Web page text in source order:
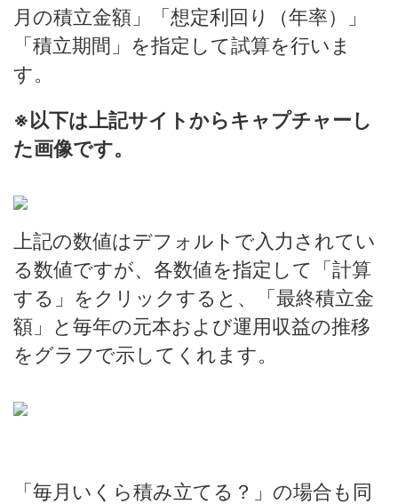
月の積立金額」「想定利回り（年率）」
「積立期間」を指定して試算を行いま
す。
※以下は上記サイトからキャプチャーし
た画像です。
上記の数値はデフォルトで入力されてい
る数値ですが、各数値を指定して「計算
する」をクリックすると、「最終積立金
額」と毎年の元本および運用収益の推移
をグラフで示してくれます。
「毎月いくら積み立てる？」の場合も同